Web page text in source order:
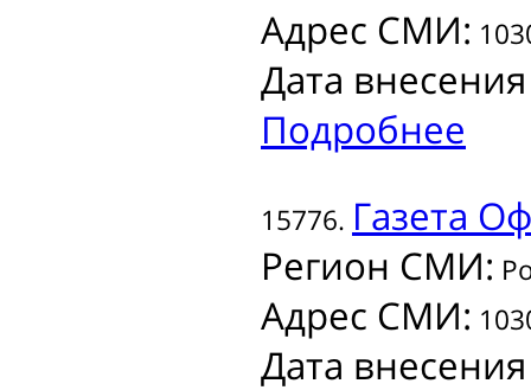
Адрес СМИ:
Дата
Подробнее
15776. Газета
Регион СМИ:
Адрес СМИ:
Дата